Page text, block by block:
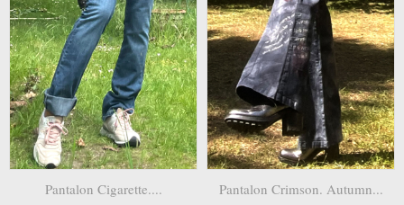
Pantalon Cigarette.... Pantalon Crimson. Autumn...